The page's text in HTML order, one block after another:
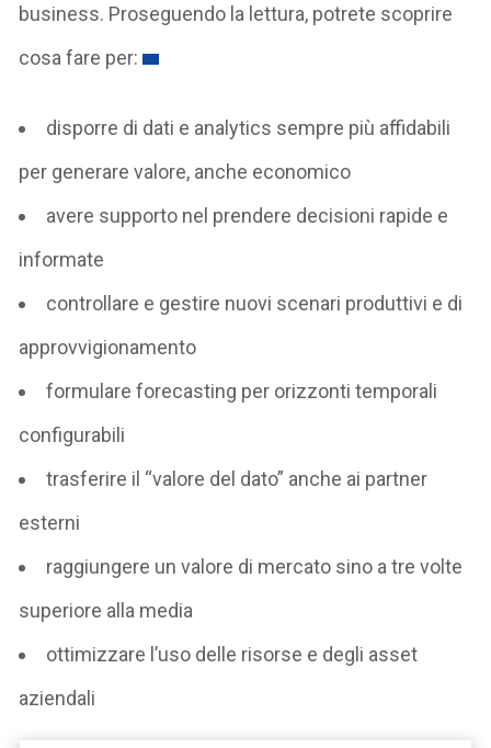
business. Proseguendo la lettura, potrete scoprire
cosa fare per:
disporre di dati e analytics sempre più affidabili
per generare valore, anche economico
avere supporto nel prendere decisioni rapide e
informate
controllare e gestire nuovi scenari produttivi e di
approvvigionamento
formulare forecasting per orizzonti temporali
configurabili
trasferire il “valore del dato” anche ai partner
esterni
raggiungere un valore di mercato sino a tre volte
superiore alla media
ottimizzare l’uso delle risorse e degli asset
aziendali